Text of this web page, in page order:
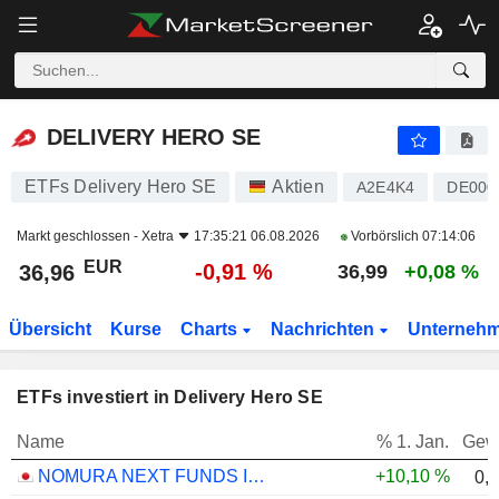
DELIVERY HERO SE
DELIVERY HERO SE
ETFs Delivery Hero SE Aktien A2E4K4
Markt geschlossen - Xetra 17:35:21 06.08.2026 Vorbörslich 07:14:06
36,96 EUR -0,91 % 36,99 +0,08 %
Übersicht Kurse Charts Nachrichten
ETFs investiert in Delivery Hero SE
Name % 1. Jan.
NOMURA NEXT FUNDS INTERNATIONAL EQUITY MSCI-KOKUSAI (YEN-HEDGED) ETF - JPY
+10,10 %